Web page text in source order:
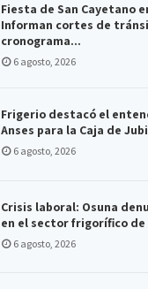
Fiesta de San Cayetano
Informan cortes de
cronograma...
6 agosto, 2026
Frigerio destacó el
Anses para la Caja de
6 agosto, 2026
Crisis laboral: Osuna
en el sector frigorífico de
6 agosto, 2026